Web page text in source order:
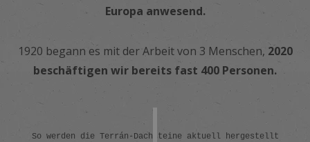
Europa anwesend.
1920 begann es mit der Arbeit von 3 Menschen, 2020
beschäftigen wir bereits fast 400 Personen.
So werden die Terrán-Dachsteine aktuell hergestellt